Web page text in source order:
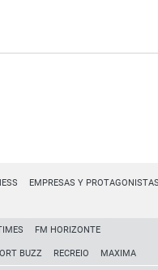
EMPRESAS Y PROTAGONISTAS
FM HORIZONTE
BUZZ RECREIO MAXIMA